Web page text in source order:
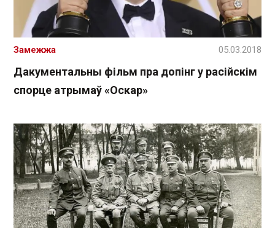
Дакументальны фільм пра допінг у расійскім
спорце атрымаў «Оскар»
Замежжа 05.03.2018